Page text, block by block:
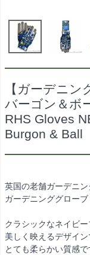
【ガーデニン
バーゴン＆ボ
RHS Gloves
Burgon & Ball
英国の老舗ガーデニ
ガーデニンググローブ
クラシックなネイビ
美しく映えるデザイン
とても柔らかい質感